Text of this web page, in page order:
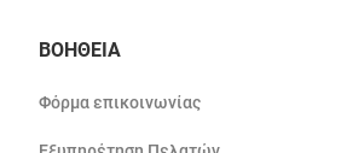
ΒΟΗΘΕΙΑ
Φόρμα επικοινωνίας